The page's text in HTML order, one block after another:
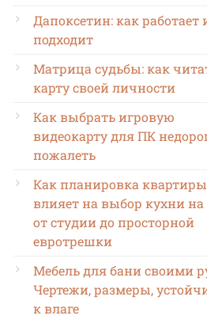
Дапоксетин: как работает
подходит
Матрица судьбы: как
карту своей личности
Как выбрать игровую
видеокарту для ПК
пожалеть
Как планировка квартиры
влияет на выбор кухни на
от студии до просторной
евротрешки
Мебель для бани своими
Чертежи, размеры,
к влаге